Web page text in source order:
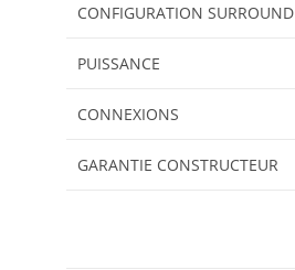
CONFIGURATION SURROUND
PUISSANCE
CONNEXIONS
GARANTIE CONSTRUCTEUR